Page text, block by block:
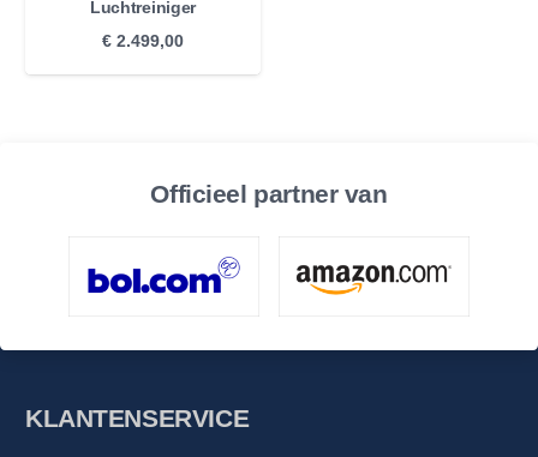
probleem.Luchtreiniger
€ 2.499,00
Officieel partner van
KLANTENSERVICE